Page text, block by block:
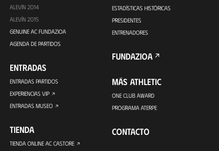
ALEVÍN 2014
ALEVÍN 2015
GENUINE AC FUNDAZIOA
AGENDA DE PARTIDOS
ENTRADAS
ENTRADAS PARTIDOS
EXPERIENCIAS VIP
ENTRADAS MUSEO
TIENDA
TIENDA ONLINE AC CASTORE
ESTADÍSTICAS HISTÓRICAS
PRESIDENTES
ENTRENADORES
FUNDAZIOA
MÁS ATHLETIC
ONE CLUB AWARD
PROGRAMA ATERPE
CONTACTO